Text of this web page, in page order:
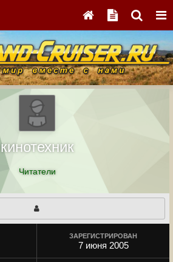
кинотехник
Читатели
ЗАРЕГИСТРИРОВАН
7 июня 2005